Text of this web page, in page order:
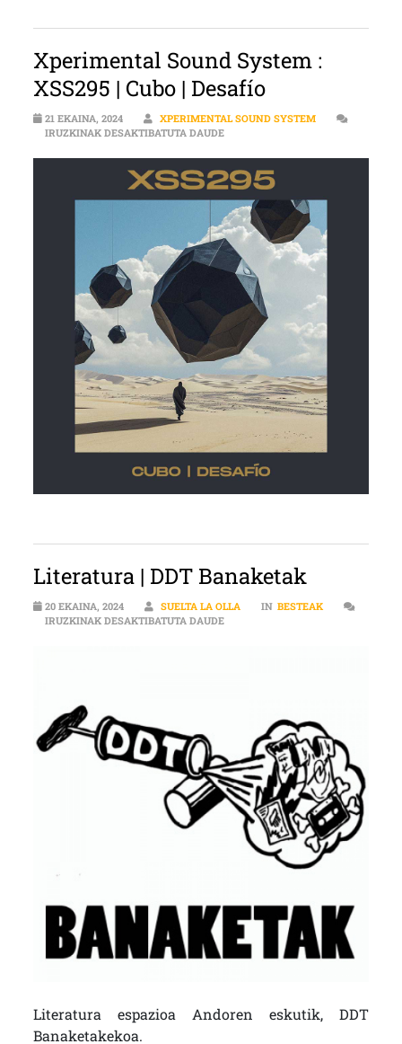
Xperimental Sound System :
XSS295 | Cubo | Desafío
21 EKAINA, 2024
XPERIMENTAL SOUND SYSTEM
IRUZKINAK DESAKTIBATUTA DAUDEXSS295 | CUBO | DESAFÍO
Literatura | DDT Banaketak
20 EKAINA, 2024 SUELTA LA OLLA IN BESTEAK
IRUZKINAK DESAKTIBATUTA DAUDELITERATURA | DDT BANAKETAK
Literatura espazioa Andoren eskutik, DDT
Banaketakekoa.